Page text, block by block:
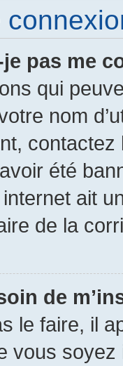
pas me
qui
nom
été
ait
de la
de
le faire, il
vous